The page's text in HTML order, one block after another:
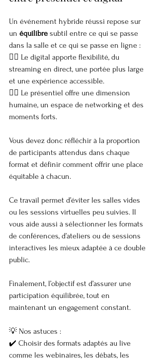
Un événement hybride réussi repose sur
un équilibre subtil entre ce qui se passe
dans la salle et ce qui se passe en ligne :
👉🏼 Le digital apporte flexibilité, du
streaming en direct, une portée plus large
et une expérience accessible.
👉🏼 Le présentiel offre une dimension
humaine, un espace de networking et des
moments forts.
Vous devez donc réfléchir à la proportion
de participants attendus dans chaque
format et définir comment offrir une place
équitable à chacun.
Ce travail permet d’éviter les salles vides
ou les sessions virtuelles peu suivies. Il
vous aide aussi à sélectionner les formats
de conférences, d’ateliers ou de sessions
interactives les mieux adaptée à ce double
public.
Finalement, l’objectif est d’assurer une
participation équilibrée, tout en
maintenant un engagement constant.
💡 Nos astuces :
✔️ Choisir des formats adaptés au live
comme les webinaires, les débats, les